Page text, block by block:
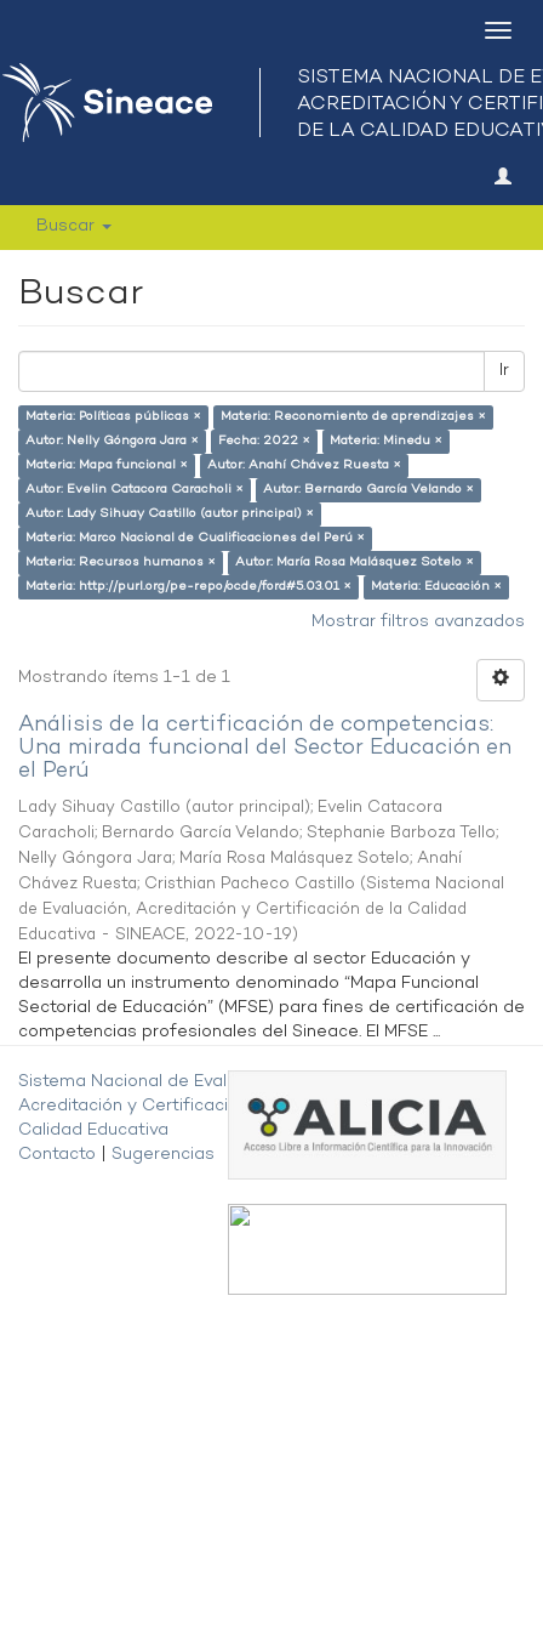
Buscar
Buscar
Ir
Materia: Políticas públicas ×
Materia: Reconomiento de aprendizajes ×
Autor: Nelly Góngora Jara ×
Fecha: 2022 ×
Materia: Minedu ×
Materia: Mapa funcional ×
Autor: Anahí Chávez Ruesta ×
Autor: Evelin Catacora Caracholi ×
Autor: Bernardo García Velando ×
Autor: Lady Sihuay Castillo (autor principal) ×
Materia: Marco Nacional de Cualificaciones del Perú ×
Materia: Recursos humanos ×
Autor: María Rosa Malásquez Sotelo ×
Materia: http://purl.org/pe-repo/ocde/ford#5.03.01 ×
Materia: Educación ×
Mostrar filtros avanzados
Mostrando ítems 1-1 de 1
Análisis de la certificación de competencias:
Una mirada funcional del Sector Educación en
el Perú
Lady Sihuay Castillo (autor principal); Evelin Catacora
Caracholi; Bernardo García Velando; Stephanie Barboza Tello;
Nelly Góngora Jara; María Rosa Malásquez Sotelo; Anahí
Chávez Ruesta; Cristhian Pacheco Castillo (Sistema Nacional
de Evaluación, Acreditación y Certificación de la Calidad
Educativa - SINEACE, 2022-10-19)
El presente documento describe al sector Educación y
desarrolla un instrumento denominado “Mapa Funcional
Sectorial de Educación” (MFSE) para fines de certificación de
competencias profesionales del Sineace. El MFSE ...
Sistema Nacional de Evaluación,
Acreditación y Certificación de la
Calidad Educativa
Contacto
Sugerencias